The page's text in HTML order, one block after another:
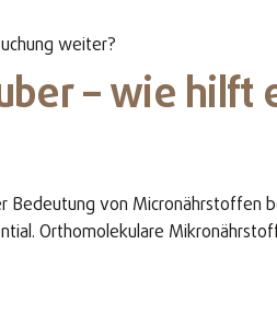
weiter?
– wie hilft
von
Orthomolekulare